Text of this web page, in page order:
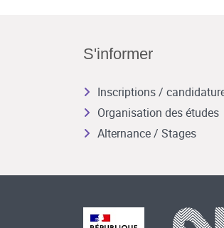
S'informer
Inscriptions /
Organisation des études
Alternance / Stages